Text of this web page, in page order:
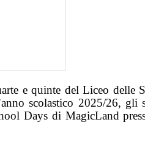
e quinte del Liceo
scolastico 2025/26,
Days di MagicLand